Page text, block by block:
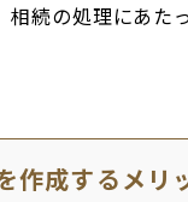
相続の処理にあた
作成するメリ